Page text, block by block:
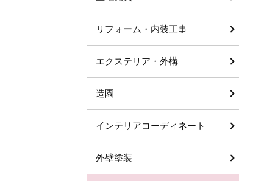
リフォーム・内装工事
エクステリア・外構
造園
インテリアコーディネート
外壁塗装